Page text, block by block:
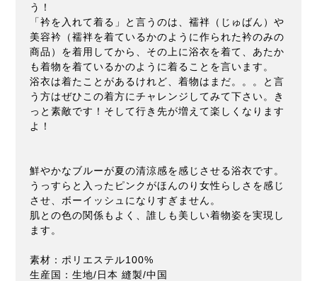
う！
「衿を入れて着る」と言うのは、襦袢（じゅばん）や
美容衿（襦袢を着ているかのように作られた衿のみの
商品）を着用してから、その上に浴衣を着て、あたか
も着物を着ているかのように着ることを言います。
浴衣は着たことがあるけれど、着物はまだ。。。と言
う方はぜひこの着方にチャレンジしてみて下さい。き
っと素敵です！そして行き先が増えて楽しくなります
よ！
鮮やかなブルーが夏の清涼感を感じさせる浴衣です。
うっすらと入ったピンクがほんのり女性らしさを感じ
させ、ボーイッシュになりすぎません。
肌との色の関係もよく、誰しも美しい着物姿を実現し
ます。
素材：ポリエステル100%
生産国：生地/日本 縫製/中国